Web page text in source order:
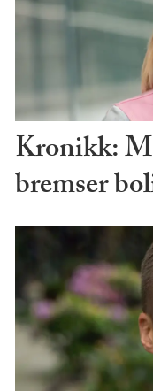
Kronikk:
bremser